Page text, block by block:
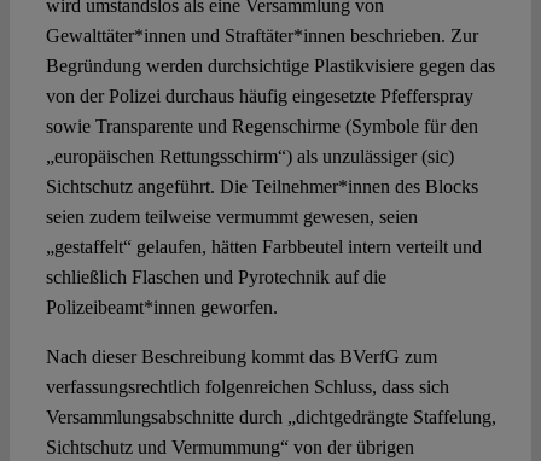
wird umstandslos als eine Versammlung von
Gewalttäter*innen und Straftäter*innen beschrieben. Zur
Begründung werden durchsichtige Plastikvisiere gegen das
von der Polizei durchaus häufig eingesetzte Pfefferspray
sowie Transparente und Regenschirme (Symbole für den
„europäischen Rettungsschirm“) als unzulässiger (sic)
Sichtschutz angeführt. Die Teilnehmer*innen des Blocks
seien zudem teilweise vermummt gewesen, seien
„gestaffelt“ gelaufen, hätten Farbbeutel intern verteilt und
schließlich Flaschen und Pyrotechnik auf die
Polizeibeamt*innen geworfen.
Nach dieser Beschreibung kommt das BVerfG zum
verfassungsrechtlich folgenreichen Schluss, dass sich
Versammlungsabschnitte durch „dichtgedrängte Staffelung,
Sichtschutz und Vermummung“ von der übrigen